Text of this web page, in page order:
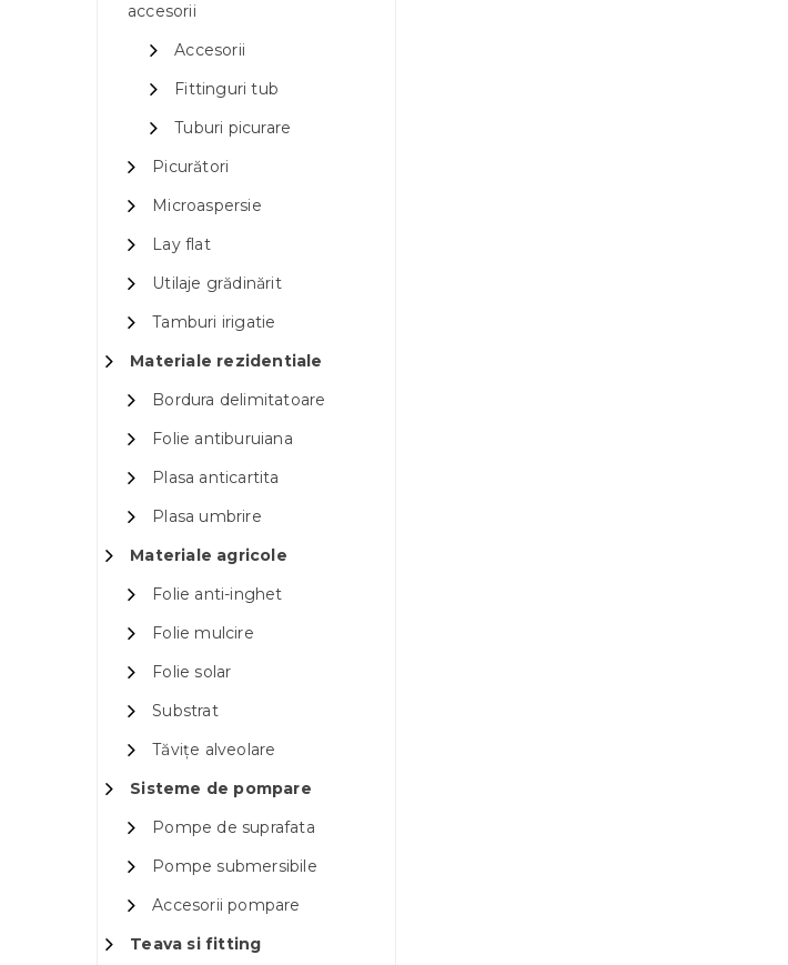
accesorii
Accesorii
Fittinguri tub
Tuburi picurare
Picurători
Microaspersie
Lay flat
Utilaje grădinărit
Tamburi irigatie
Materiale rezidentiale
Bordura delimitatoare
Folie antiburuiana
Plasa anticartita
Plasa umbrire
Materiale agricole
Folie anti-inghet
Folie mulcire
Folie solar
Substrat
Tăvițe alveolare
Sisteme de pompare
Pompe de suprafata
Pompe submersibile
Accesorii pompare
Teava si fitting